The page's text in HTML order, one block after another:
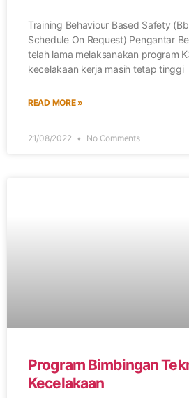
Training Behaviour Based Safety
Schedule On Request) Pengantar
telah lama melaksanakan program
kecelakaan kerja masih tetap tinggi
READ MORE »
21/08/2022 No Comments
Program Bimbingan
Kecelakaan